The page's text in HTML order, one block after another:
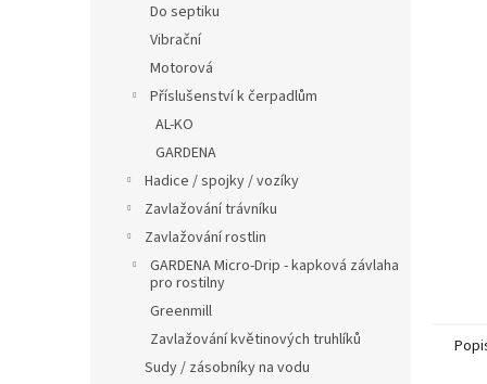
Do septiku
Vibrační
Motorová
Příslušenství k čerpadlům
AL-KO
GARDENA
Hadice / spojky / vozíky
Zavlažování trávníku
Zavlažování rostlin
GARDENA Micro-Drip - kapková závlaha
pro rostilny
Greenmill
Zavlažování květinových truhlíků
Sudy / zásobníky na vodu